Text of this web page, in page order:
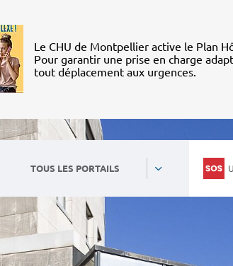
Le CHU de Montpellier active le Plan
Pour garantir une prise en charge
tout déplacement aux urgences.
TOUS LES PORTAILS